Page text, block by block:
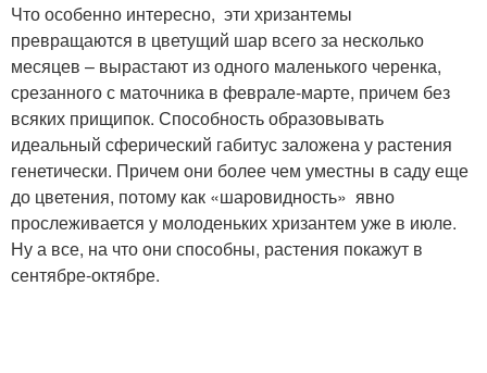
Что особенно интересно, эти хризантемы
превращаются в цветущий шар всего за несколько
месяцев – вырастают из одного маленького черенка,
срезанного с маточника в феврале-марте, причем без
всяких прищипок. Способность образовывать
идеальный сферический габитус заложена у растения
генетически. Причем они более чем уместны в саду еще
до цветения, потому как «шаровидность» явно
прослеживается у молоденьких хризантем уже в июле.
Ну а все, на что они способны, растения покажут в
сентябре-октябре.